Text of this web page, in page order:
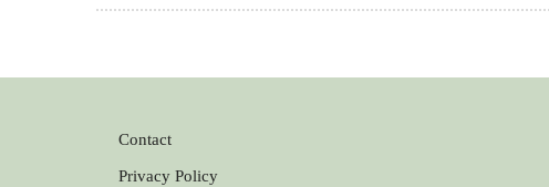
Contact
Privacy Policy